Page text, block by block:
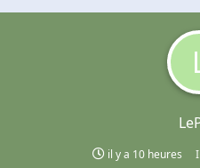
il y a 10 heures